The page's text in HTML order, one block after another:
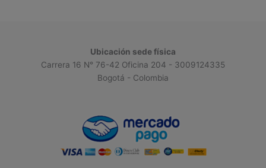
Ubicación sede física
Carrera 16 N° 76-42 Oficina 204 - 3009124335
Bogotá - Colombia